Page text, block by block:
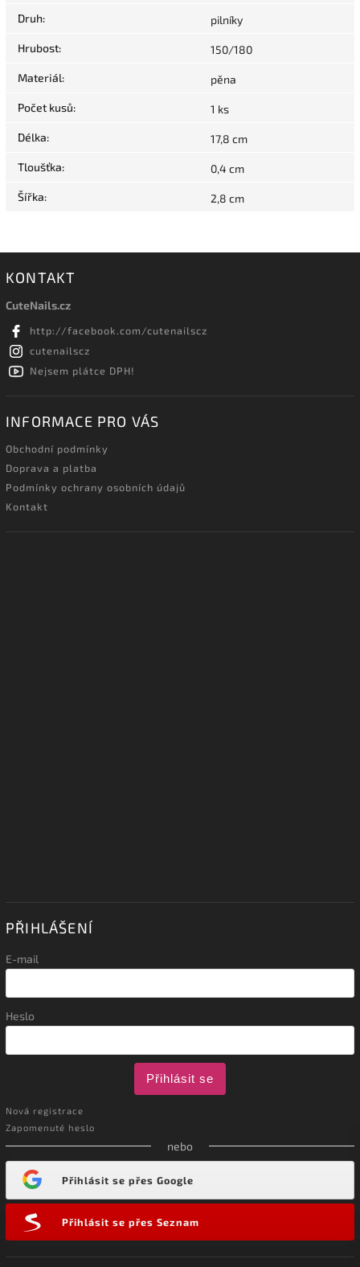
Druh: pilníky
Hrubost: 150/180
Materiál: pěna
Počet kusů: 1 ks
Délka: 17,8 cm
Tloušťka: 0,4 cm
Šířka: 2,8 cm
KONTAKT
CuteNails.cz
http://facebook.com/cutenailscz
cutenailscz
Nejsem plátce DPH!
INFORMACE PRO VÁS
Obchodní podmínky
Doprava a platba
Podmínky ochrany osobních údajů
Kontakt
PŘIHLÁŠENÍ
E-mail
Heslo
Přihlásit se
Nová registrace
Zapomenuté heslo
nebo
Přihlásit se přes Google
Přihlásit se přes Seznam